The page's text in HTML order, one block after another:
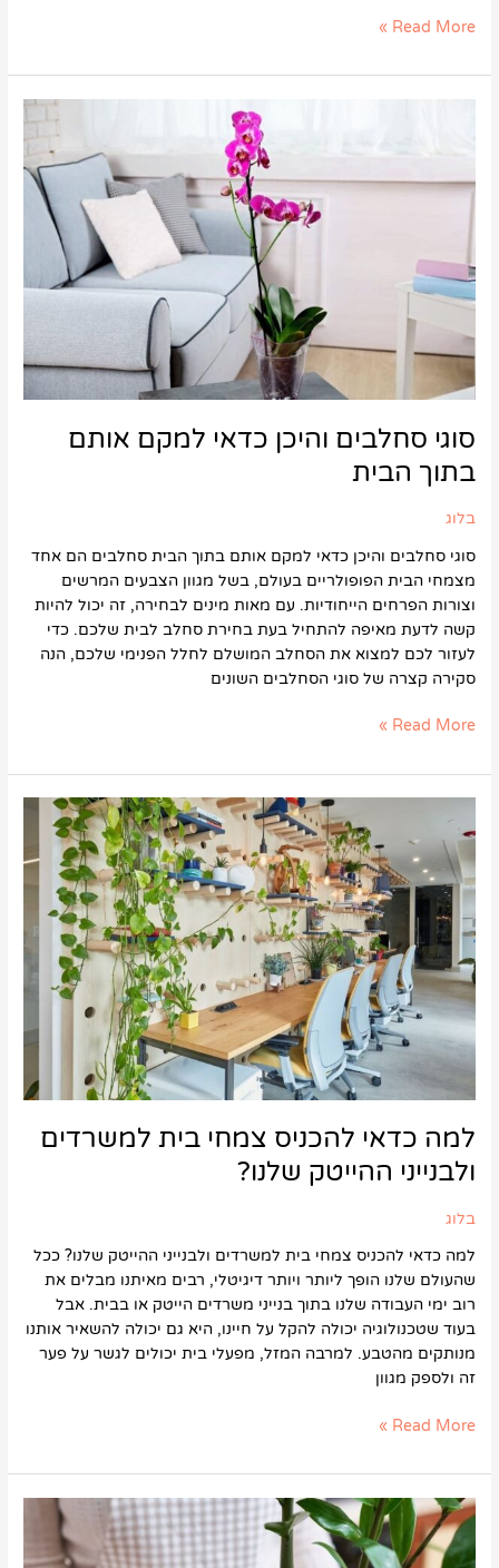
Read More »
סוגי סחלבים והיכן כדאי למקם אותם
בתוך הבית
בלוג
סוגי סחלבים והיכן כדאי למקם אותם בתוך הבית סחלבים הם אחד
מצמחי הבית הפופולריים בעולם, בשל מגוון הצבעים המרשים
וצורות הפרחים הייחודיות. עם מאות מינים לבחירה, זה יכול להיות
קשה לדעת מאיפה להתחיל בעת בחירת סחלב לבית שלכם. כדי
לעזור לכם למצוא את הסחלב המושלם לחלל הפנימי שלכם, הנה
סקירה קצרה של סוגי הסחלבים השונים
כדאי
הבית
Read More »
למה כדאי להכניס צמחי בית למשרדים
ולבנייני ההייטק שלנו?
בלוג
למה כדאי להכניס צמחי בית למשרדים ולבנייני ההייטק שלנו? ככל
שהעולם שלנו הופך ליותר ויותר דיגיטלי, רבים מאיתנו מבלים את
רוב ימי העבודה שלנו בתוך בנייני משרדים הייטק או בבית. אבל
בעוד שטכנולוגיה יכולה להקל על חיינו, היא גם יכולה להשאיר אותנו
מנותקים מהטבע. למרבה המזל, מפעלי בית יכולים לגשר על פער
זה ולספק מגוון
כדאי
להכניס
צמחי
בית
למשרדים
ולבנייני
ההייטק
שלנו?
Read More »
כיצד
לשמור
על